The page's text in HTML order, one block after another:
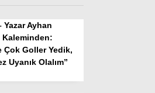
Yazar Ayhan
Kaleminden:
Çok Goller Yedik,
Uyanık Olalım”